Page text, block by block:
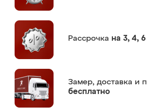
Рассрочка на 3, 4,
Замер, доставка и
бесплатно